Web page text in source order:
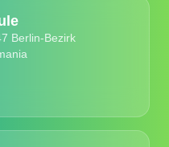
Berlin-Bezirk